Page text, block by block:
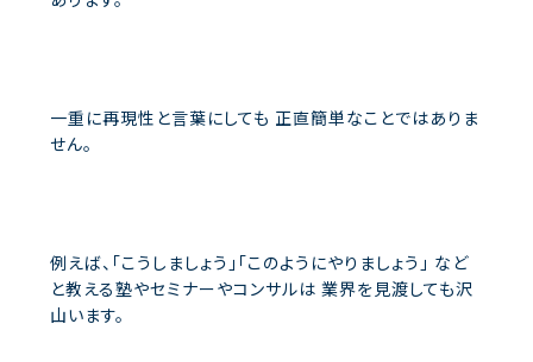
一重に再現性と言葉にしても 正直簡単なことではありま
せん。
例えば、「こうしましょう」「このようにやりましょう」 など
と教える塾やセミナーやコンサルは 業界を見渡しても沢
山います。